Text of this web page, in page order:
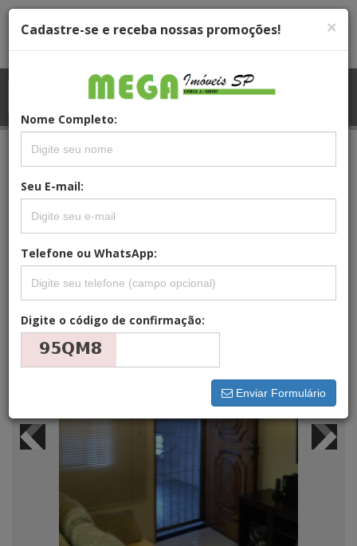
Menu Principal
REFERÊNCIA: AP1000
APARTAMENTO, RESIDENCIAL PARA
VENDA, CONJUNTO RESIDENCIAL JOSÉ
×
Cadastre-se e receba nossas promoções!
Nome Completo:
Seu E-mail:
Telefone ou WhatsApp:
Digite o código de confirmação:
Enviar Formulário